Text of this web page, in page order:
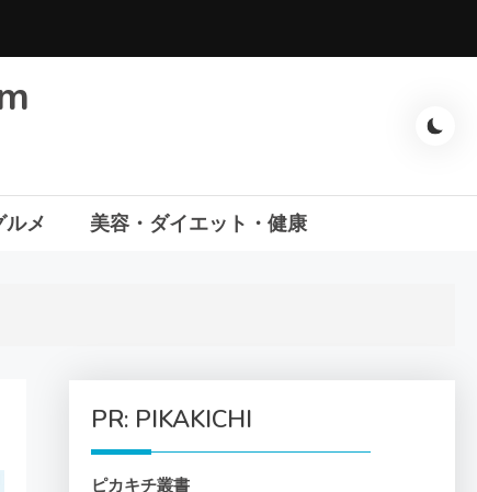
ルメ 美容・ダイエット・健康
PR: PIKAKICHI
ピカキチ叢書